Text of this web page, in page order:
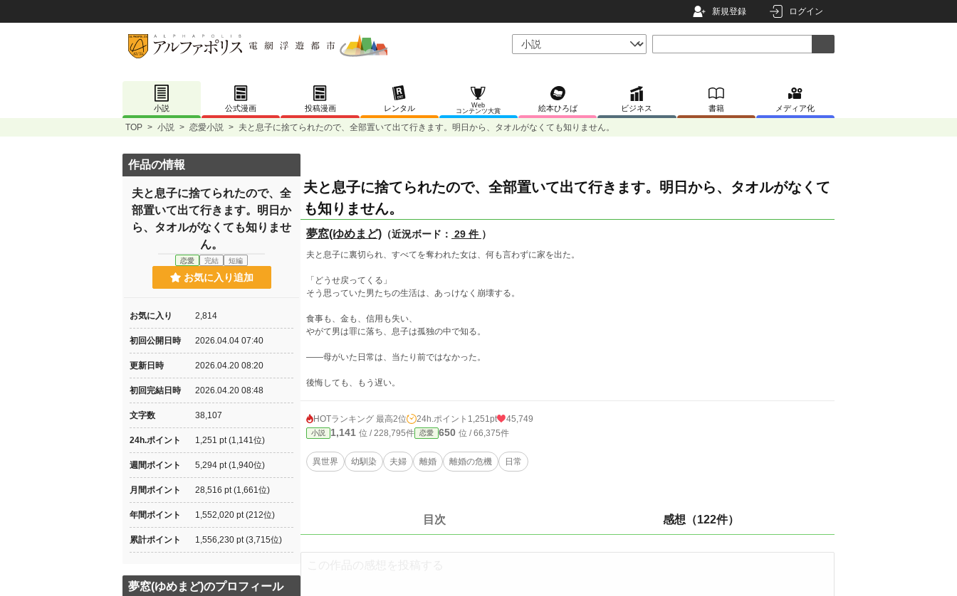
新規登録 ログイン
小説 公式漫画 投稿漫画 レンタル
Web
コンテンツ大賞
絵本ひろば ビジネス 書籍 メディア化
TOP > 小説 > 恋愛小説 > 夫と息子に捨てられたので、全部置いて出て行きます。明日から、タオルがなくても知りません。
夫と息子に捨てられたので、全部置いて出て行きます。明日から、タオルがなくて
も知りません。
夢窓(ゆめまど) （近況ボード： 29 件 ）
夫と息子に裏切られ、すべてを奪われた女は、何も言わずに家を出た。
「どうせ戻ってくる」
そう思っていた男たちの生活は、あっけなく崩壊する。
食事も、金も、信用も失い、
やがて男は罪に落ち、息子は孤独の中で知る。
――母がいた日常は、当たり前ではなかった。
後悔しても、もう遅い。
HOTランキング 最高2位 24h.ポイント 1,251pt 45,749
小説 1,141 位 / 228,795件 恋愛 650 位 / 66,375件
異世界 幼馴染 夫婦 離婚 離婚の危機 日常
目次 感想（122件）
作品の情報
夫と息子に捨てられたので、全
部置いて出て行きます。明日か
ら、タオルがなくても知りませ
ん。
恋愛 完結 短編
お気に入り追加
お気に入り 2,814
初回公開日時 2026.04.04 07:40
更新日時 2026.04.20 08:20
初回完結日時 2026.04.20 08:48
文字数 38,107
24h.ポイント 1,251 pt (1,141位)
週間ポイント 5,294 pt (1,940位)
月間ポイント 28,516 pt (1,661位)
年間ポイント 1,552,020 pt (212位)
累計ポイント 1,556,230 pt (3,715位)
夢窓(ゆめまど)のプロフィール